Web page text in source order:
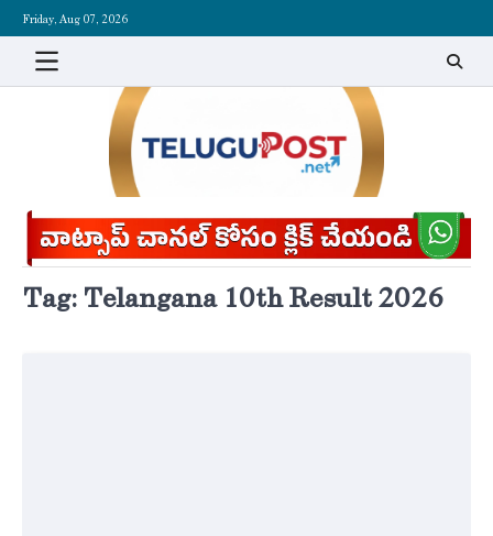
Skip
content
Friday, Aug 07, 2026
Tag: Telangana 10th Result 2026